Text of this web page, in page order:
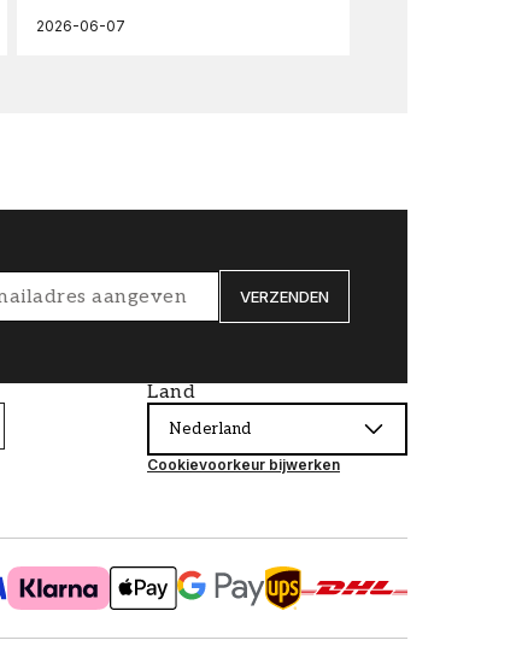
2026-06-07
VERZENDEN
Land
Nederland
Cookievoorkeur bijwerken